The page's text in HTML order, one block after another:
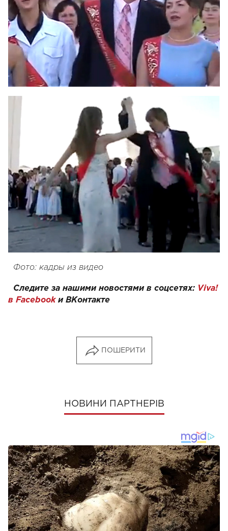
Фото: кадры из видео
Следите за нашими новостями в соцсетях: Viva!
в Facebookи ВКонтакте
ПОШЕРИТИ
НОВИНИ ПАРТНЕРІВ